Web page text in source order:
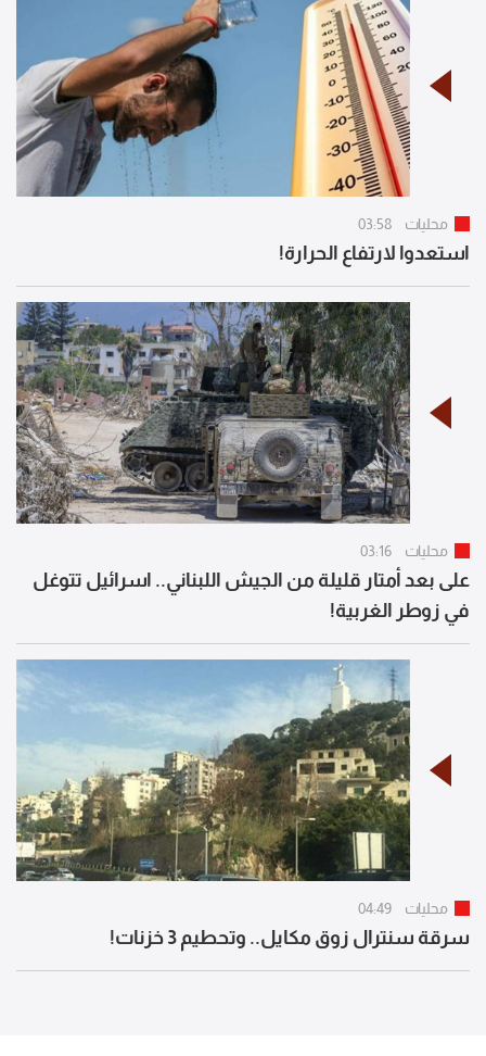
محليات 03:58
استعدوا لارتفاع الحرارة!
محليات 03:16
على بعد أمتار قليلة من الجيش اللبناني.. اسرائيل تتوغل
في زوطر الغربية!
محليات 04:49
سرقة سنترال زوق مكايل.. وتحطيم 3 خزنات!